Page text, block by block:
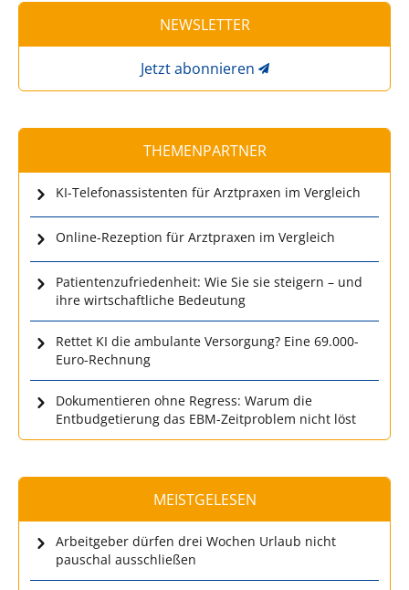
NEWSLETTER
Jetzt abonnieren
THEMENPARTNER
KI-Telefonassistenten für Arztpraxen im Vergleich
Online-Rezeption für Arztpraxen im Vergleich
Patientenzufriedenheit: Wie Sie sie steigern – und
ihre wirtschaftliche Bedeutung
Rettet KI die ambulante Versorgung? Eine 69.000-
Euro-Rechnung
Dokumentieren ohne Regress: Warum die
Entbudgetierung das EBM-Zeitproblem nicht löst
MEISTGELESEN
Arbeitgeber dürfen drei Wochen Urlaub nicht
pauschal ausschließen